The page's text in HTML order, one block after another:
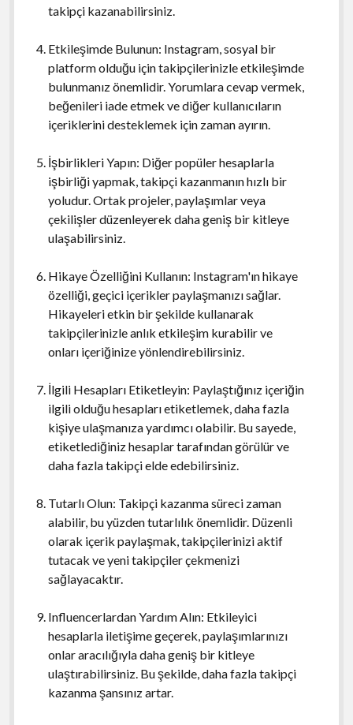
takipçi kazanabilirsiniz.
Etkileşimde Bulunun: Instagram, sosyal bir
platform olduğu için takipçilerinizle etkileşimde
bulunmanız önemlidir. Yorumlara cevap vermek,
beğenileri iade etmek ve diğer kullanıcıların
içeriklerini desteklemek için zaman ayırın.
İşbirlikleri Yapın: Diğer popüler hesaplarla
işbirliği yapmak, takipçi kazanmanın hızlı bir
yoludur. Ortak projeler, paylaşımlar veya
çekilişler düzenleyerek daha geniş bir kitleye
ulaşabilirsiniz.
Hikaye Özelliğini Kullanın: Instagram'ın hikaye
özelliği, geçici içerikler paylaşmanızı sağlar.
Hikayeleri etkin bir şekilde kullanarak
takipçilerinizle anlık etkileşim kurabilir ve
onları içeriğinize yönlendirebilirsiniz.
İlgili Hesapları Etiketleyin: Paylaştığınız içeriğin
ilgili olduğu hesapları etiketlemek, daha fazla
kişiye ulaşmanıza yardımcı olabilir. Bu sayede,
etiketlediğiniz hesaplar tarafından görülür ve
daha fazla takipçi elde edebilirsiniz.
Tutarlı Olun: Takipçi kazanma süreci zaman
alabilir, bu yüzden tutarlılık önemlidir. Düzenli
olarak içerik paylaşmak, takipçilerinizi aktif
tutacak ve yeni takipçiler çekmenizi
sağlayacaktır.
Influencerlardan Yardım Alın: Etkileyici
hesaplarla iletişime geçerek, paylaşımlarınızı
onlar aracılığıyla daha geniş bir kitleye
ulaştırabilirsiniz. Bu şekilde, daha fazla takipçi
kazanma şansınız artar.